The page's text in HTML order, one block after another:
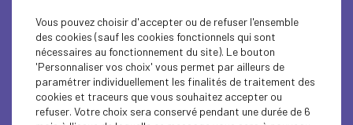
Le décret du 28 décembre 2020 acte le report de la réforme des
principales règles d'assurance chômage, actuellement en
discussion dans le cadre d'une concertation entre le gouvernement
et les organisations syndicales et patronales qui devrait reprendre
courant janvier.
Vous pouvez choisir d'accepter ou de refuser l'ensemble
des cookies (sauf les cookies fonctionnels qui sont
nécessaires au fonctionnement du site). Le bouton
'Personnaliser vos choix' vous permet par ailleurs de
paramétrer individuellement les finalités de traitement des
cookies et traceurs que vous souhaitez accepter ou
refuser. Votre choix sera conservé pendant une durée de 6